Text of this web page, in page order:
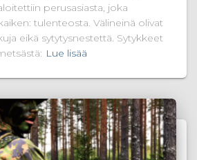
perusasiasta, joka
tulenteosta. Välineinä olivat
eikä sytytysnestettä. Sytykkeet
Lue lisää